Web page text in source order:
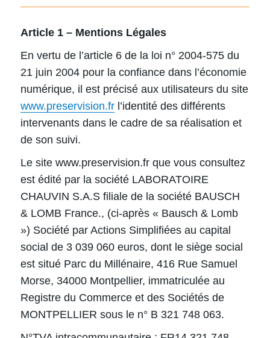
Article 1 – Mentions Légales
En vertu de l’article 6 de la loi n° 2004-575 du
21 juin 2004 pour la confiance dans l’économie
numérique, il est précisé aux utilisateurs du site
www.preservision.fr l’identité des différents
intervenants dans le cadre de sa réalisation et
de son suivi.
Le site www.preservision.fr que vous consultez
est édité par la société LABORATOIRE
CHAUVIN S.A.S filiale de la société BAUSCH
& LOMB France., (ci-après « Bausch & Lomb
») Société par Actions Simplifiées au capital
social de 3 039 060 euros, dont le siège social
est situé Parc du Millénaire, 416 Rue Samuel
Morse, 34000 Montpellier, immatriculée au
Registre du Commerce et des Sociétés de
MONTPELLIER sous le n° B 321 748 063.